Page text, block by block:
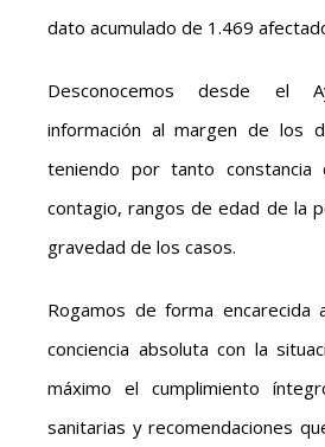
dato acumulado de 1.469
Desconocemos desde el
información al margen de los
teniendo por tanto
contagio, rangos de edad de la
gravedad de los casos.
Rogamos de forma encarecida
conciencia absoluta con la
máximo el cumplimiento
sanitarias y recomendaciones